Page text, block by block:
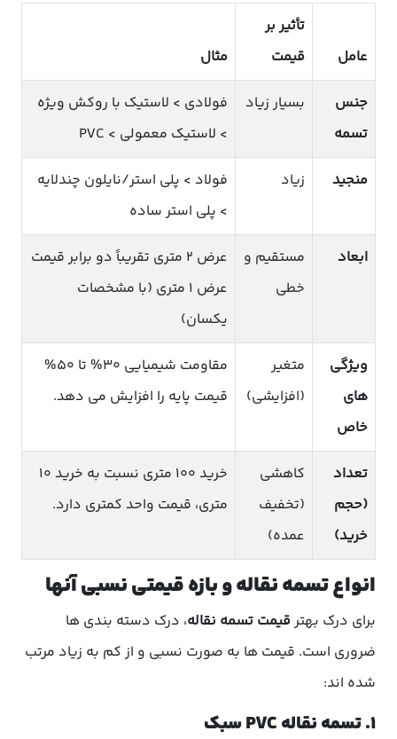
عامل
تأثیر بر
قیمت
مثال
جنس
تسمه
بسیار زیاد
فولادی > لاستیک با روکش ویژه
> لاستیک معمولی > PVC
منجید زیاد
فولاد > پلی استر/نایلون چندلایه
> پلی استر ساده
ابعاد
مستقیم و
خطی
عرض ۲ متری تقریباً دو برابر قیمت
عرض ۱ متری (با مشخصات
یکسان)
ویژگی
های
خاص
متغیر
(افزایشی)
مقاومت شیمیایی ۳۰% تا ۵۰%
قیمت پایه را افزایش می دهد.
تعداد
(حجم
خرید)
کاهشی
(تخفیف
عمده)
خرید ۱۰۰ متری نسبت به خرید ۱۰
متری، قیمت واحد کمتری دارد.
انواع تسمه نقاله و بازه قیمتی نسبی آنها
برای درک بهترقیمت تسمه نقاله، درک دسته بندی ها
ضروری است. قیمت ها به صورت نسبی و از کم به زیاد مرتب
شده اند:
۱. تسمه نقاله PVC سبک